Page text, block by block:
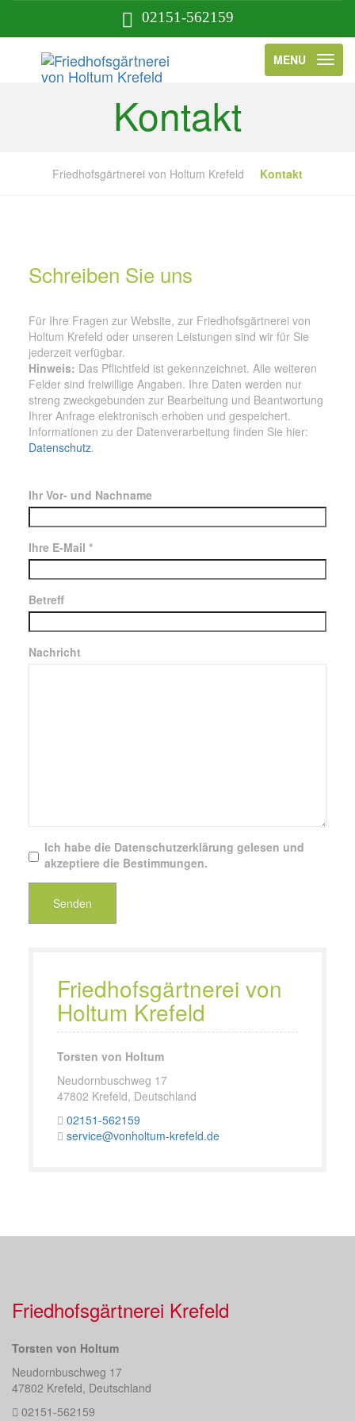
02151-562159
MENU
Kontakt
Friedhofsgärtnerei von Holtum Krefeld Kontakt
Schreiben Sie uns
Für Ihre Fragen zur Website, zur Friedhofsgärtnerei von
Holtum Krefeld oder unseren Leistungen sind wir für Sie
jederzeit verfügbar.
Hinweis: Das Pflichtfeld ist gekennzeichnet. Alle weiteren
Felder sind freiwillige Angaben. Ihre Daten werden nur
streng zweckgebunden zur Bearbeitung und Beantwortung
Ihrer Anfrage elektronisch erhoben und gespeichert.
Informationen zu der Datenverarbeitung finden Sie hier:
Datenschutz.
Ihr Vor- und Nachname
Ihre E-Mail *
Betreff
Nachricht
Ich habe die Datenschutzerklärung gelesen und
akzeptiere die Bestimmungen.
Senden
Friedhofsgärtnerei von
Holtum Krefeld
Torsten von Holtum
Neudornbuschweg 17
47802 Krefeld, Deutschland
02151-562159
service@vonholtum-krefeld.de
Friedhofsgärtnerei Krefeld
Torsten von Holtum
Neudornbuschweg 17
47802 Krefeld, Deutschland
02151-562159